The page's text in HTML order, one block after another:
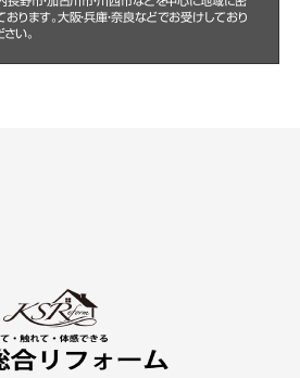
ります。大阪・兵庫・奈良などでお受けしており
い。